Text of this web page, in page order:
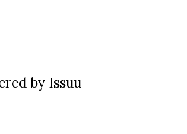
by Issuu